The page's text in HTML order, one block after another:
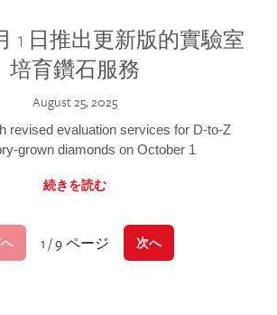
1 日推出更新版的實驗室
培育鑽石服務
August 25, 2025
revised evaluation services for D-to-Z
grown diamonds on October 1
続きを読む
1 / 9 ページ 次へ